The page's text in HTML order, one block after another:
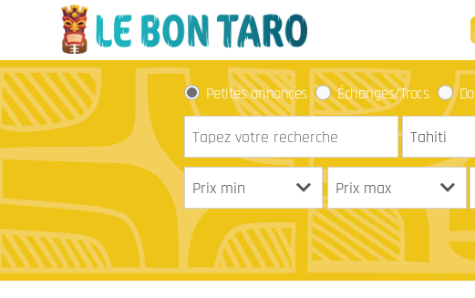
Petites annonces Échanges/Trocs